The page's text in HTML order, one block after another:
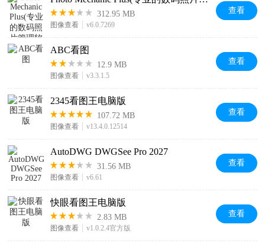
312.95 MB
图像查看 v6.0.7269
查看
ABC看图
12.9 MB
图像查看 v3.3.1.5
查看
2345看图王电脑版
107.72 MB
图像查看 v13.4.0.12514
查看
AutoDWG DWGSee Pro 2027
31.56 MB
图像查看 v6.61
查看
快眼看图王电脑版
2.83 MB
图像查看 v1.0.2.4官方版
查看